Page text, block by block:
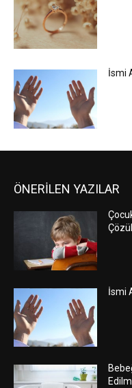
İsmi
ÖNERİLEN YAZILAR
İsmi